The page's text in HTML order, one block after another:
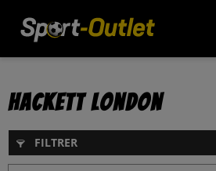
Hackett London
FILTRER